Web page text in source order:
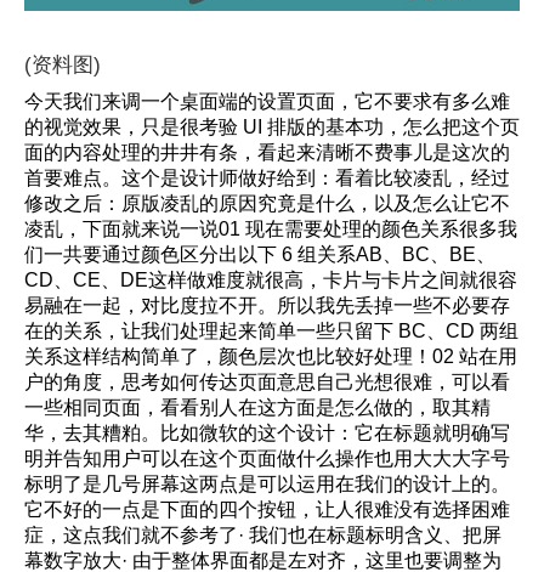
(资料图)
今天我们来调一个桌面端的设置页面，它不要求有多么难
的视觉效果，只是很考验 UI 排版的基本功，怎么把这个页
面的内容处理的井井有条，看起来清晰不费事儿是这次的
首要难点。这个是设计师做好给到：看着比较凌乱，经过
修改之后：原版凌乱的原因究竟是什么，以及怎么让它不
凌乱，下面就来说一说01 现在需要处理的颜色关系很多我
们一共要通过颜色区分出以下 6 组关系AB、BC、BE、
CD、CE、DE这样做难度就很高，卡片与卡片之间就很容
易融在一起，对比度拉不开。所以我先丢掉一些不必要存
在的关系，让我们处理起来简单一些只留下 BC、CD 两组
关系这样结构简单了，颜色层次也比较好处理！02 站在用
户的角度，思考如何传达页面意思自己光想很难，可以看
一些相同页面，看看别人在这方面是怎么做的，取其精
华，去其糟粕。比如微软的这个设计：它在标题就明确写
明并告知用户可以在这个页面做什么操作也用大大大字号
标明了是几号屏幕这两点是可以运用在我们的设计上的。
它不好的一点是下面的四个按钮，让人很难没有选择困难
症，这点我们就不参考了· 我们也在标题标明含义、把屏
幕数字放大· 由于整体界面都是左对齐，这里也要调整为